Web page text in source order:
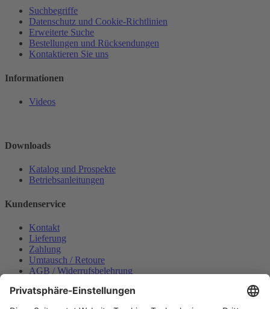
Suchbegriffe
Datenschutz und Cookie-Richtlinien
Erweiterte Suche
Bestellungen und Rücksendungen
Kontaktieren Sie uns
Informationen
Videos
Downloads
Katalog und Prospekte
Betriebsanleitungen
Kundenservice
Kontakt
Lieferung
Zahlung
Umtausch / Retoure
AGB / Widerrufsbelehrung
Datenschutzerklärung